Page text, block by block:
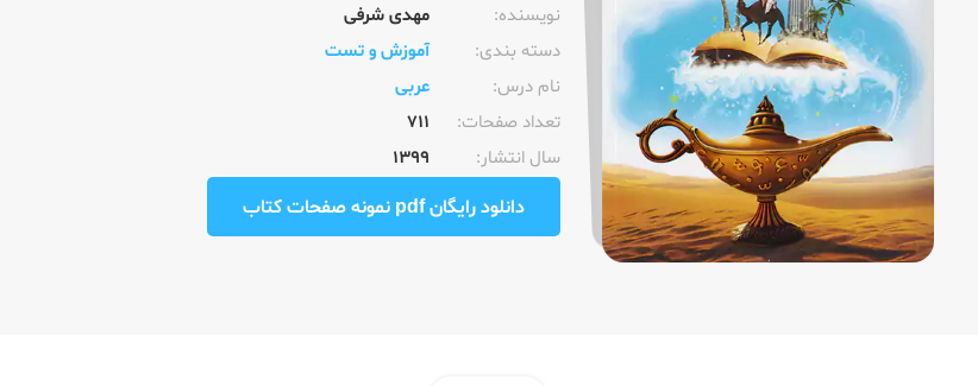
نویسنده:‌
مهدی شرفی
دسته بندی:
آموزش و تست
نام درس:
عربی
تعداد صفحات:‌
711
سال انتشار:‌
1399
دانلود رایگان pdf نمونه صفحات کتاب